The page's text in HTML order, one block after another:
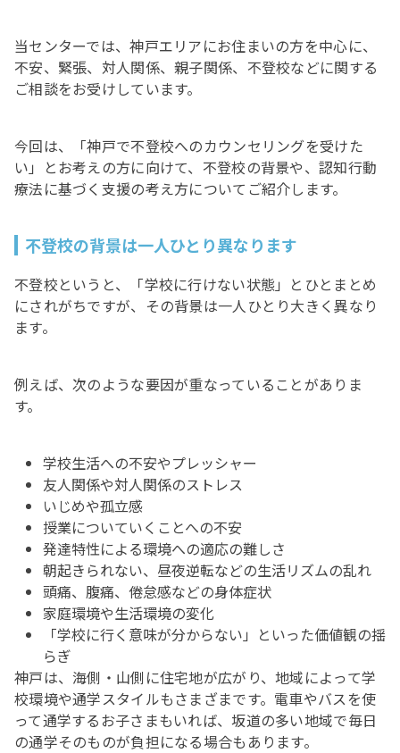
当センターでは、神戸エリアにお住まいの方を中心に、
不安、緊張、対人関係、親子関係、不登校などに関する
ご相談をお受けしています。
今回は、「神戸で不登校へのカウンセリングを受けた
い」とお考えの方に向けて、不登校の背景や、認知行動
療法に基づく支援の考え方についてご紹介します。
不登校の背景は一人ひとり異なります
不登校というと、「学校に行けない状態」とひとまとめ
にされがちですが、その背景は一人ひとり大きく異なり
ます。
例えば、次のような要因が重なっていることがありま
す。
学校生活への不安やプレッシャー
友人関係や対人関係のストレス
いじめや孤立感
授業についていくことへの不安
発達特性による環境への適応の難しさ
朝起きられない、昼夜逆転などの生活リズムの乱れ
頭痛、腹痛、倦怠感などの身体症状
家庭環境や生活環境の変化
「学校に行く意味が分からない」といった価値観の揺
らぎ
神戸は、海側・山側に住宅地が広がり、地域によって学
校環境や通学スタイルもさまざまです。電車やバスを使
って通学するお子さまもいれば、坂道の多い地域で毎日
の通学そのものが負担になる場合もあります。